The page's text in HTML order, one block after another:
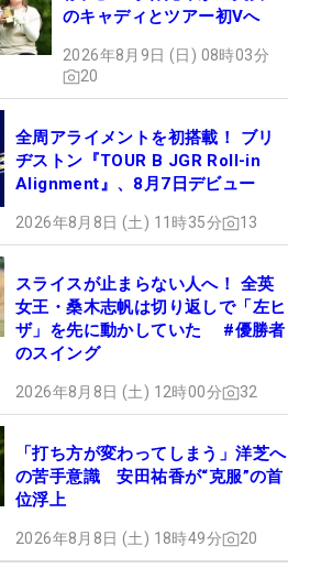
のキャディとツアー初Vへ
2026年8月9日 (日) 08時03分
20
全周アライメントを初搭載！ ブリ
ヂストン『TOUR B JGR Roll-in
Alignment』、8月7日デビュー
2026年8月8日 (土) 11時35分 13
スライスが止まらない人へ！ 全英
女王・桑木志帆は切り返しで「左ヒ
ザ」を先に動かしていた #優勝者
のスイング
2026年8月8日 (土) 12時00分 32
「打ち方が変わってしまう」洋芝へ
の苦手意識 安田祐香が“克服”の首
位浮上
2026年8月8日 (土) 18時49分 20